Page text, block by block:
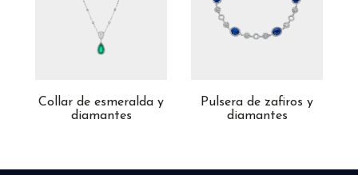
Collar de esmeralda y
diamantes
Pulsera de zafiros y
diamantes